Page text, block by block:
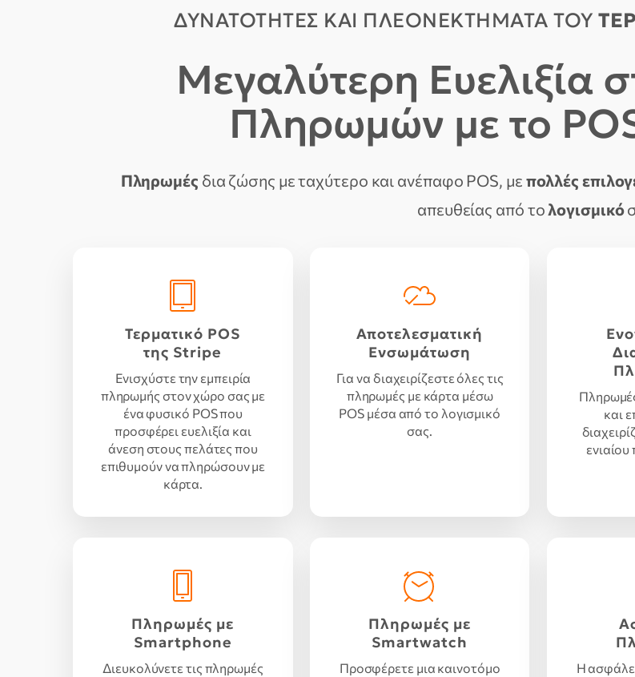
ΔΥΝΑΤΟΤΗΤΕΣ ΚΑΙ ΠΛΕΟΝΕΚΤΗΜΑΤΑ ΤΟΥ
Μεγαλύτερη Ευελιξία
Πληρωμών με το
Πληρωμές δια ζώσης με ταχύτερο και ανέπαφο POS, με πολλές
απευθείας από το λογισμικό
Τερματικό POS
της Stripe
Ενισχύστε την εμπειρία
πληρωμής στον χώρο σας με
ένα φυσικό POS που
προσφέρει ευελιξία και
άνεση στους πελάτες που
επιθυμούν να πληρώσουν με
κάρτα.
Αποτελεσματική
Ενσωμάτωση
Για να διαχειρίζεστε όλες τις
πληρωμές με κάρτα μέσω
POS μέσα από το λογισμικό
σας.
και
ενιαίου
Πληρωμές με
Smartphone
Διευκολύνετε τις πληρωμές
Πληρωμές με
Smartwatch
Προσφέρετε μια καινοτόμο
Η